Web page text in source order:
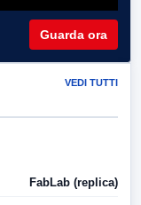
Guarda ora
VEDI TUTTI
FabLab (replica)